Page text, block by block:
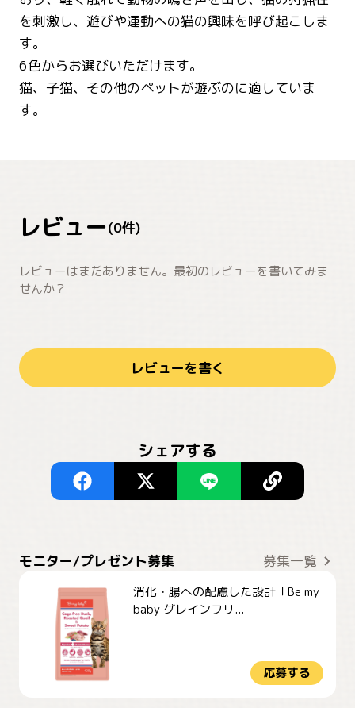
を刺激し、遊びや運動への猫の興味を呼び起こしま
す。
6色からお選びいただけます。
猫、子猫、その他のペットが遊ぶのに適していま
す。
レビュー(0件)
レビューはまだありません。最初のレビューを書いてみま
せんか？
レビューを書く
シェアする
モニター/プレゼント募集 募集一覧
消化・腸への配慮した設計「Be my
baby グレインフリ...
応募する